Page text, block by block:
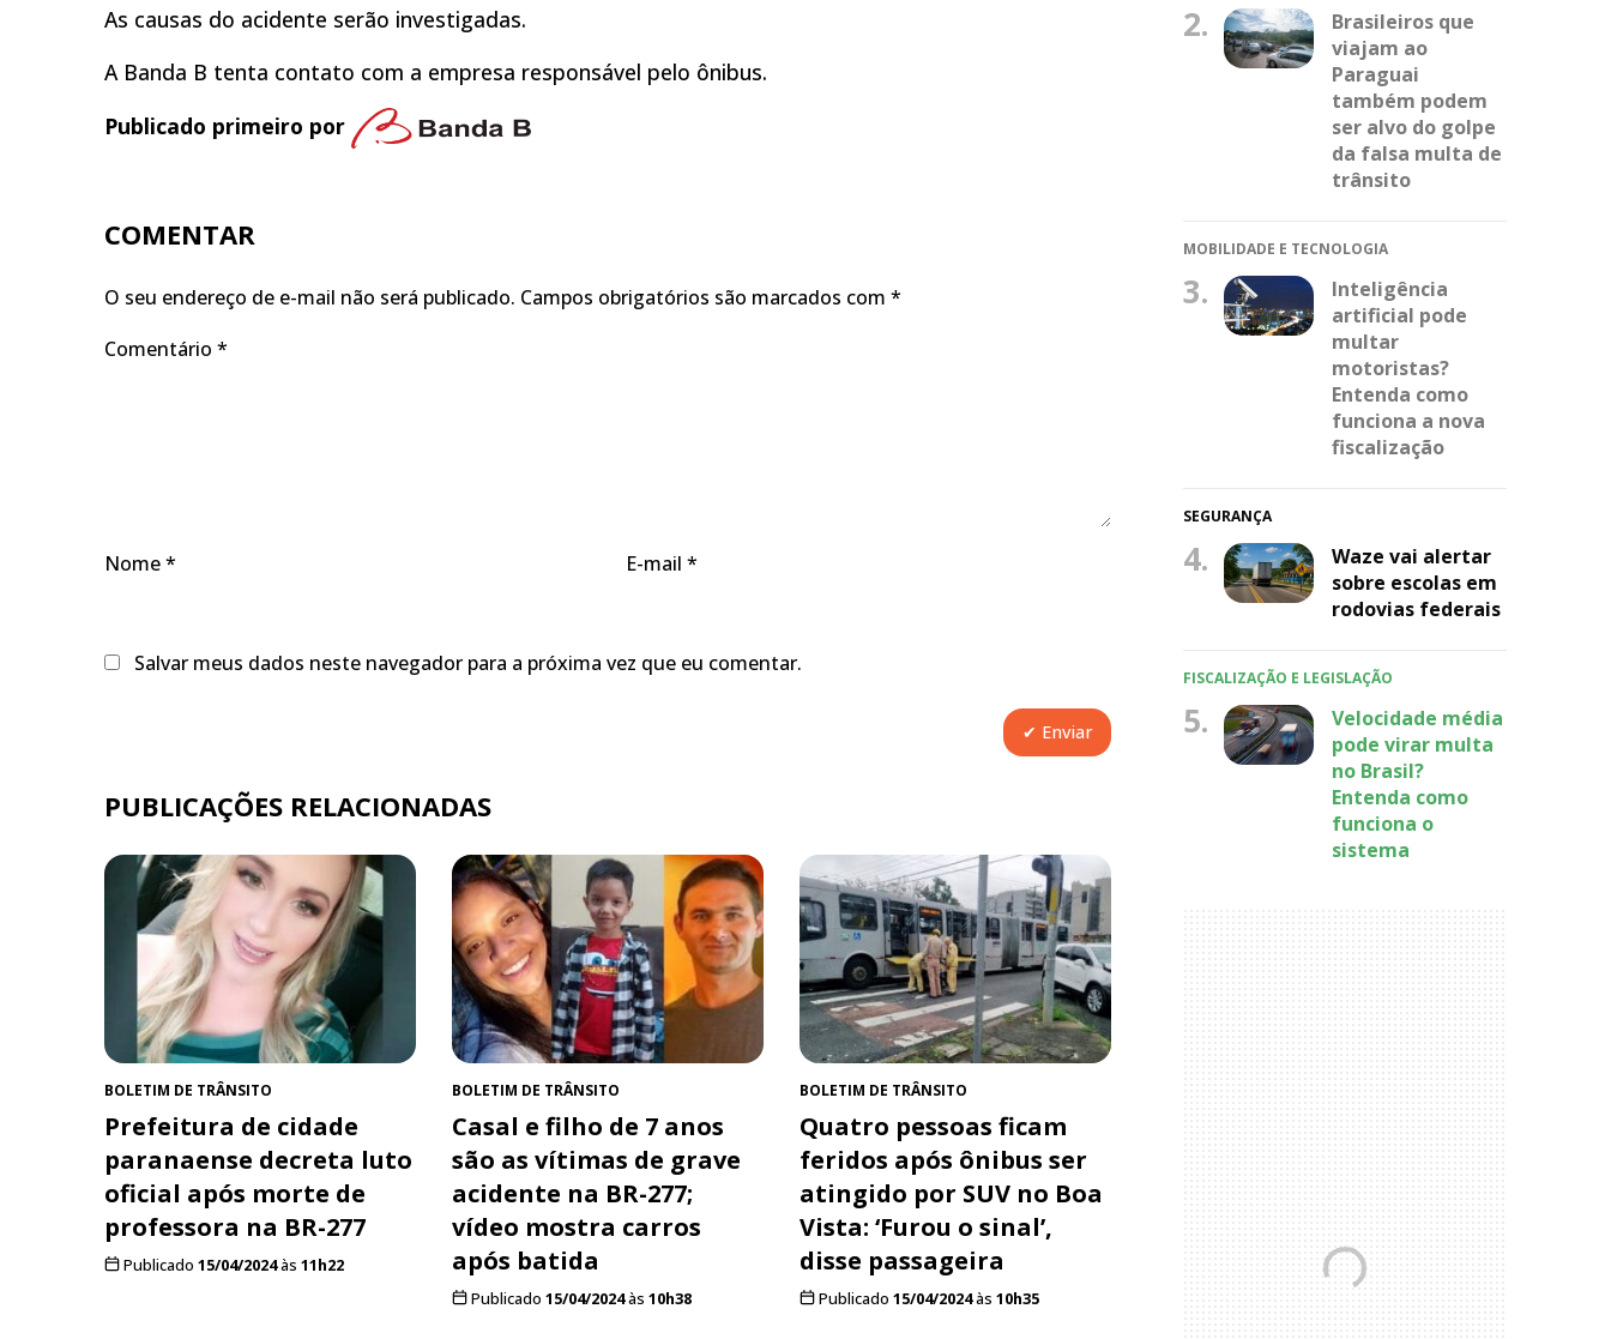
As causas do acidente serão investigadas.
A Banda B tenta contato com a empresa responsável pelo ônibus.
Publicado primeiro por
COMENTAR
O seu endereço de e-mail não será publicado. Campos obrigatórios são marcados com *
Comentário *
Nome* E-mail *
Salvar meus dados neste navegador para a próxima vez que eu comentar.
PUBLICAÇÕES RELACIONADAS
BOLETIM DE TRÂNSITO
Prefeitura de cidade
paranaense decreta luto
oficial após morte de
professora na BR-277
Publicado 15/04/2024às 11h22
BOLETIM DE TRÂNSITO
Casal e filho de 7 anos
são as vítimas de grave
acidente na BR-277;
vídeo mostra carros
após batida
Publicado 15/04/2024às 10h38
BOLETIM DE TRÂNSITO
Quatro pessoas ficam
feridos após ônibus ser
atingido por SUV no Boa
Vista: ‘Furou o sinal’,
disse passageira
Publicado 15/04/2024às 10h35
2.
Brasileiros que
viajam ao
Paraguai
também podem
ser alvo do golpe
da falsa multa de
trânsito
MOBILIDADE E TECNOLOGIA
3.
Inteligência
artificial pode
multar
motoristas?
Entenda como
funciona a nova
fiscalização
SEGURANÇA
4.
Waze vai alertar
sobre escolas em
rodovias federais
FISCALIZAÇÃO E LEGISLAÇÃO
5.
Velocidade média
pode virar multa
no Brasil?
Entenda como
funciona o
sistema